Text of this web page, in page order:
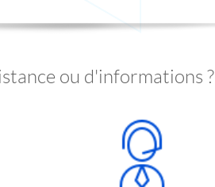
ou d'informations ?